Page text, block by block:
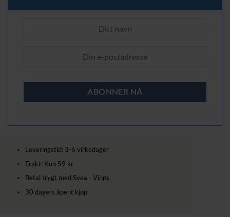
Leveringstid: 3-6 virkedager
Frakt: Kun 59 kr
Betal trygt med Svea - Vipps
30 dagers åpent kjøp